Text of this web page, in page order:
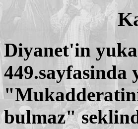
Diyanet'in
449.sayfasinda
bulmaz"